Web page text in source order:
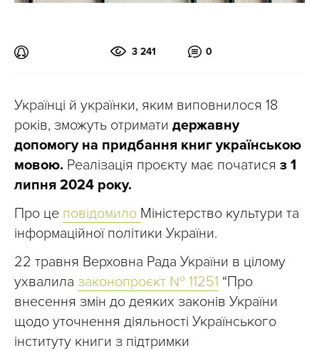
3 241 0
Українці й українки, яким виповнилося 18
років, зможуть отримати державну
допомогу на придбання книг українською
мовою. Реалізація проєкту має початися з 1
липня 2024 року.
Про це повідомило Міністерство культури та
інформаційної політики України.
22 травня Верховна Рада України в цілому
ухвалила законопроєкт № 11251 “Про
внесення змін до деяких законів України
щодо уточнення діяльності Українського
інституту книги з підтримки